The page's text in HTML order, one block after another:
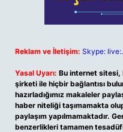
Reklam ve İletişim: Skype:
Yasal Uyarı: Bu internet sitesi,
şirketi ile hiçbir bağlantısı
hazırladığımız makaleler
haber niteliği taşımamakta
paylaşım yapılmamaktadır.
benzerlikleri tamamen